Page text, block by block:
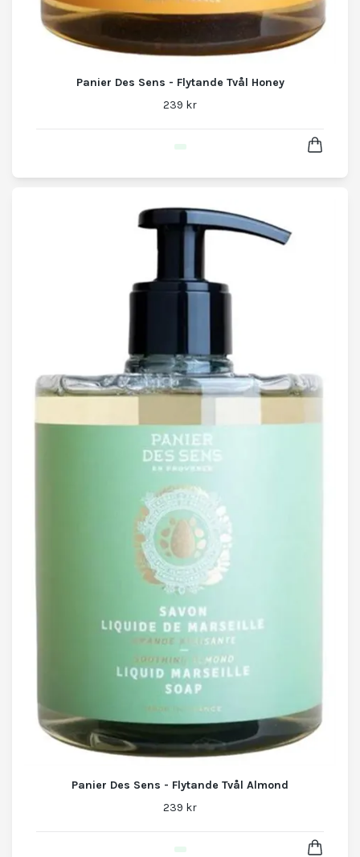
Panier Des Sens - Flytande Tvål Honey
239 kr
Panier Des Sens - Flytande Tvål Almond
239 kr